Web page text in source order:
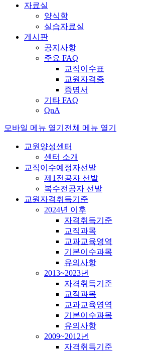
자료실
양식함
실습자료실
게시판
공지사항
주요 FAQ
교직이수표
교원자격증
증명서
기타 FAQ
QnA
모바일 메뉴 열기 전체 메뉴 열기
교원양성센터
센터 소개
교직이수예정자선발
제1전공자 선발
복수전공자 선발
교원자격취득기준
2024년 이후
자격취득기준
교직과목
교과교육영역
기본이수과목
유의사항
2013~2023년
자격취득기준
교직과목
교과교육영역
기본이수과목
유의사항
2009~2012년
자격취득기준